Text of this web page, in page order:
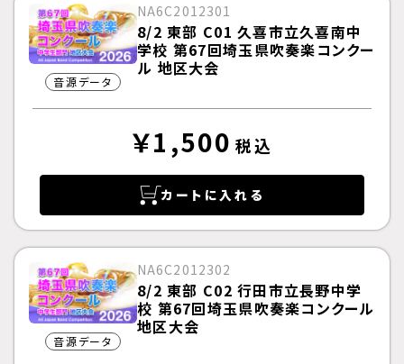
音源データ
NA6C2012301
8/2 東部 C01 久喜市立久喜南中
学校 第67回埼玉県吹奏楽コンクー
ル 地区大会
￥1,500 税込
カートに入れる
音源データ
NA6C2012302
8/2 東部 C02 行田市立長野中学
校 第67回埼玉県吹奏楽コンクール
地区大会